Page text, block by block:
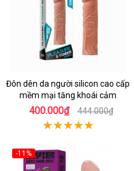
Đôn dên da người silicon cao cấp
mềm mại tăng khoái cảm
400.000₫ 444.000₫
-11%